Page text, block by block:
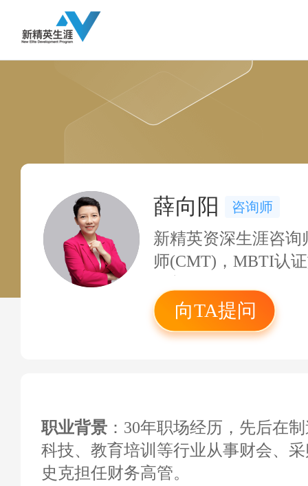
薛向阳 咨询师
新精英资深生涯咨
师(CMT)，MBTI认
计师，CICPA中国注
法务会计师，C.P.M.
向TA提问
职业背景 ：30年职场经历，先后在
科技、教育培训等行业从事财会、
史克担任财务高管。